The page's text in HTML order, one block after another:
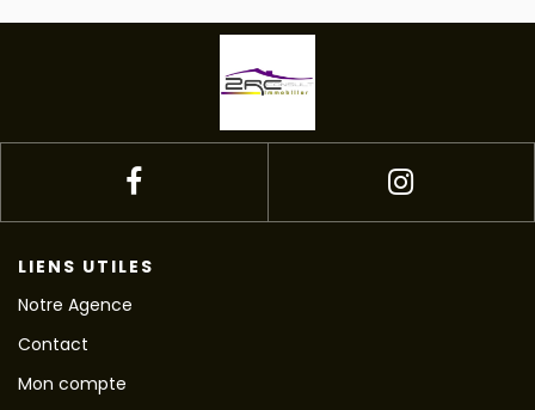
LIENS UTILES
Notre Agence
Contact
Mon compte